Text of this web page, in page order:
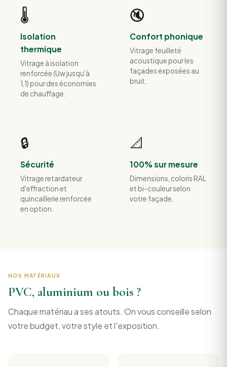
🌡️
Isolation
thermique
Vitrage à isolation
renforcée (Uw jusqu'à
1,1) pour des économies
de chauffage.
🔇
Confort phonique
Vitrage feuilleté
acoustique pour les
façades exposées au
bruit.
🔒
Sécurité
Vitrage retardateur
d'effraction et
quincaillerie renforcée
en option.
📐
100% sur mesure
Dimensions, coloris RAL
et bi-couleur selon
votre façade.
NOS MATÉRIAUX
PVC, aluminium ou bois ?
Chaque matériau a ses atouts. On vous conseille selon
votre budget, votre style et l'exposition.